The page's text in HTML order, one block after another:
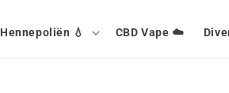
Hennepoliën 💧 CBD Vape ☁️